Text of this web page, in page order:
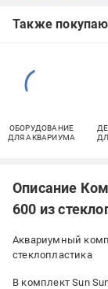
Также
ОБОРУДОВАНИЕ
ДЛЯ АКВАРИУМА
Описание
600 из
Аквариумный
стеклопластика
В комплект Sun